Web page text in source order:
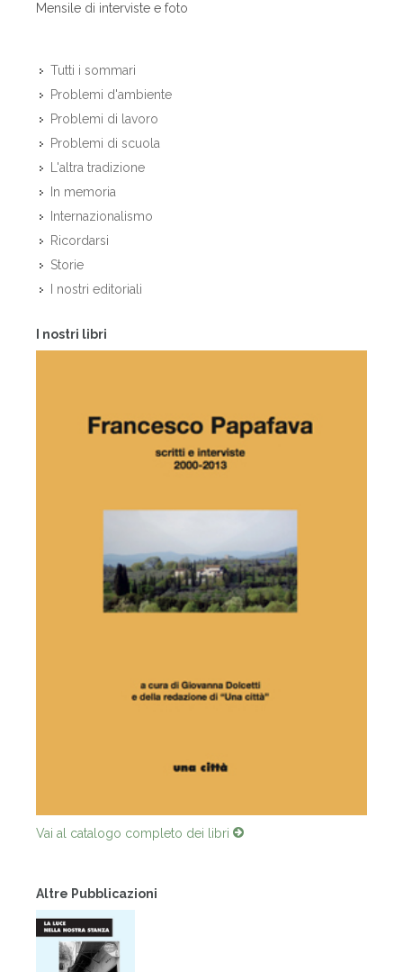
Mensile di interviste e foto
Tutti i sommari
Problemi d'ambiente
Problemi di lavoro
Problemi di scuola
L'altra tradizione
In memoria
Internazionalismo
Ricordarsi
Storie
I nostri editoriali
I nostri libri
Vai al catalogo completo dei libri
Altre Pubblicazioni